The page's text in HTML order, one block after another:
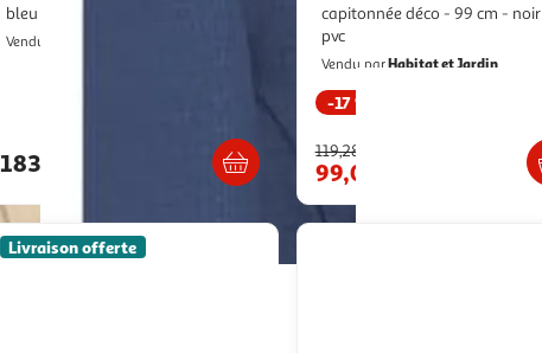
bleu 147x23x118/128 cm tissu
Vendu par
183,99€
capitonnée déco - 99 cm - noir - en
pvc
Vendu parHabitat et Jardin
-17 %
119,28€
99,00€
Livraison offerte